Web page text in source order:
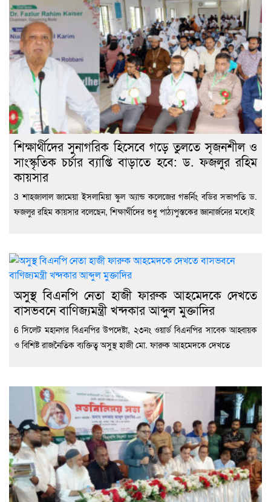
শিক্ষার্থীদের সুনাগরিক হিসেবে গড়ে তুলতে সৃজনশীল ও
সাংস্কৃতিক চর্চার ব্যাপ্তি বাড়াতে হবে: ড. ফজলুর রহিম
কায়সার
3 শাহজালাল জামেয়া ইসলামিয়া স্কুল অ্যান্ড কলেজের গভর্নিং বডির সভাপতি ড.
ফজলুর রহিম কায়সার বলেছেন, শিক্ষার্থীদের শুধু পাঠ্যপুস্তকের জ্ঞানার্জনের মধ্যেই
অসুস্থ বিএনপি নেতা হাজী ফারুক আহমেদকে দেখতে
বাসভবনে বাণিজ্যমন্ত্রী খন্দকার আব্দুল মুক্তাদির
6 সিলেট মহানগর বিএনপির উপদেষ্টা, ২৩নং ওয়ার্ড বিএনপির সাবেক আহ্বায়ক
ও বিশিষ্ট রাজনৈতিক ব্যক্তিত্ব অসুস্থ হাজী মো. ফারুক আহমেদকে দেখতে